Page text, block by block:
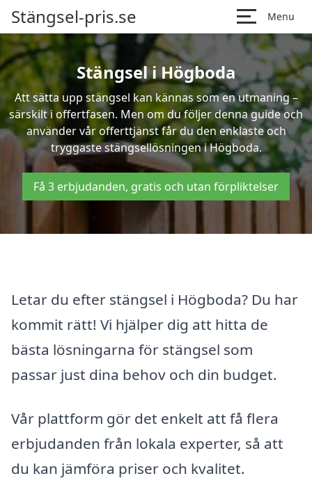
Stängsel-pris.se Menu
Stängsel i Högboda
Att sätta upp stängsel kan kännas som en utmaning –
särskilt i offertfasen. Men om du följer denna guide och
använder vår offerttjänst får du den enklaste och
tryggaste stängsellösningen i Högboda.
Få 3 erbjudanden, gratis och utan förpliktelser
Letar du efter stängsel i Högboda? Du har
kommit rätt! Vi hjälper dig att hitta de
bästa lösningarna för stängsel som
passar just dina behov och din budget.
Vår plattform gör det enkelt att få flera
erbjudanden från lokala experter, så att
du kan jämföra priser och kvalitet.